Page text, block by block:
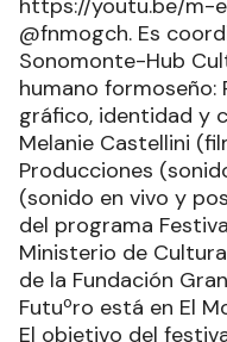
@fnmogch. Es
Sonomonte-Hub
humano formoseño:
gráfico, identidad y
Melanie Castellini
Producciones
(sonido en vivo y
del programa
Ministerio de
de la Fundación
Futuºro está en El
El objetivo del